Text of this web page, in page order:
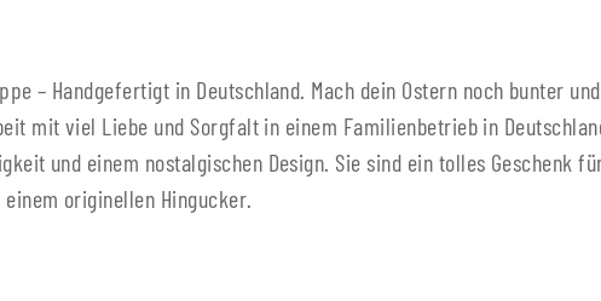
– Handgefertigt in Deutschland. Mach dein Ostern noch bunter
mit viel Liebe und Sorgfalt in einem Familienbetrieb in
und einem nostalgischen Design. Sie sind ein tolles Geschenk
originellen Hingucker.